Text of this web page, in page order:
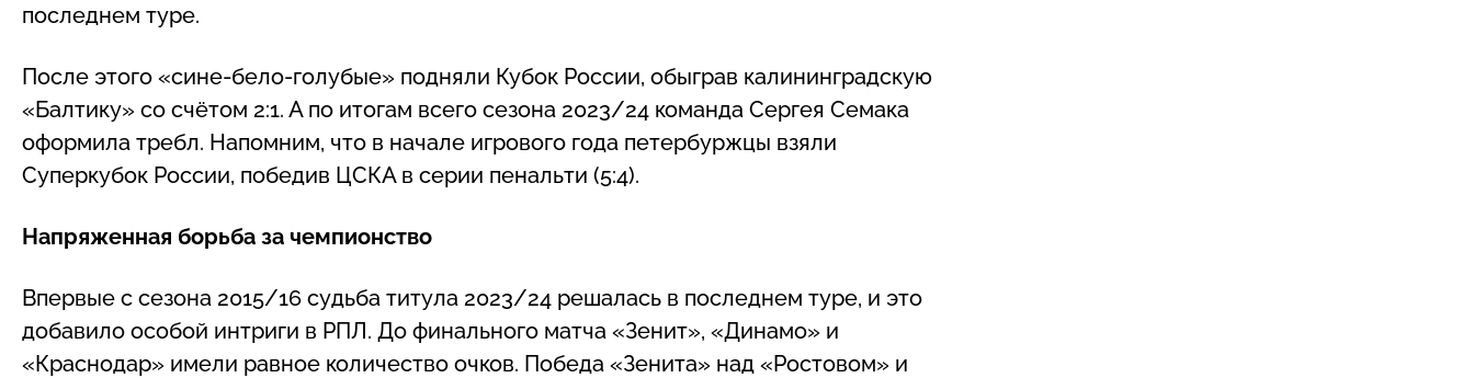
последнем туре.
После этого «сине-бело-голубые» подняли Кубок России, обыграв калининградскую
«Балтику» со счётом 2:1. А по итогам всего сезона 2023/24 команда Сергея Семака
оформила требл. Напомним, что в начале игрового года петербуржцы взяли
Суперкубок России, победив ЦСКА в серии пенальти (5:4).
Напряженная борьба за чемпионство
Впервые с сезона 2015/16 судьба титула 2023/24 решалась в последнем туре, и это
добавило особой интриги в РПЛ. До финального матча «Зенит», «Динамо» и
«Краснодар» имели равное количество очков. Победа «Зенита» над «Ростовом» и